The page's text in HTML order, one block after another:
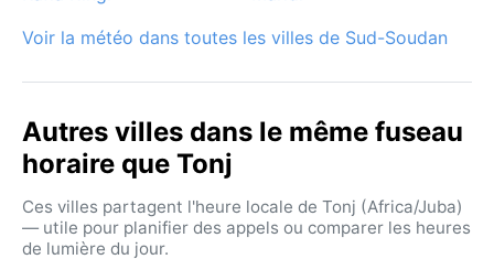
Voir la météo dans toutes les villes de Sud-Soudan
Autres villes dans le même fuseau
horaire que Tonj
Ces villes partagent l'heure locale de Tonj (Africa/Juba)
— utile pour planifier des appels ou comparer les heures
de lumière du jour.